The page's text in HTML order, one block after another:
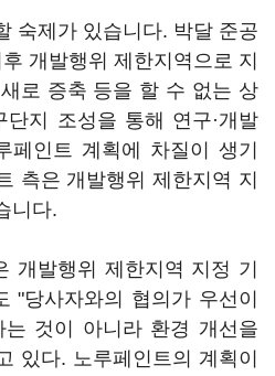
숙제가 있습니다. 박달 준공
개발행위 제한지역으로 지
로 증축 등을 할 수 없는 상
단지 조성을 통해 연구·개발
페인트 계획에 차질이 생기
측은 개발행위 제한지역 지
니다.
개발행위 제한지역 지정 기
"당사자와의 협의가 우선이
것이 아니라 환경 개선을
있다. 노루페인트의 계획이